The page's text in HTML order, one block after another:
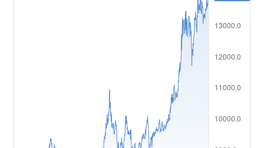
Português (Brasil)